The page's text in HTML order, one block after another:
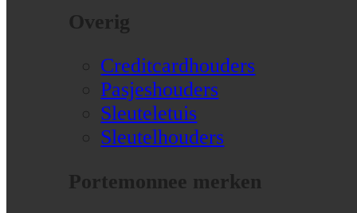
Overig
Creditcardhouders
Pasjeshouders
Sleuteletuis
Sleutelhouders
Portemonnee merken